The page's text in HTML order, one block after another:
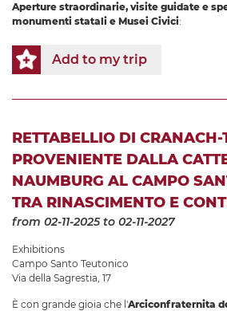
Aperture straordinarie, visite guidate e
monumenti statali e Musei Civici:
Add to my trip
RETTABELLIO DI CRANACH-
PROVENIENTE DALLA
NAUMBURG AL CAMPO
TRA RINASCIMENTO E
from 02-11-2025to 02-11-2027
Exhibitions
Campo Santo Teutonico
Via della Sagrestia, 17
È con grande gioia che l'Arciconfraternita